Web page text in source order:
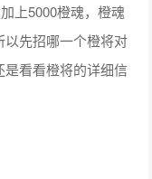
上5000橙魂，橙魂
以先招哪一个橙将对
看看橙将的详细信